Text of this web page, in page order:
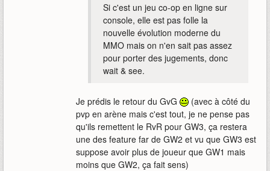
Si c'est un jeu co-op en ligne sur
console, elle est pas folle la
nouvelle évolution moderne du
MMO mais on n'en sait pas assez
pour porter des jugements, donc
wait & see.
Je prédis le retour du GvG
(avec à côté du
pvp en arène mais c'est tout, je ne pense pas
qu'ils remettent le RvR pour GW3, ça restera
une des feature far de GW2 et vu que GW3 est
suppose avoir plus de joueur que GW1 mais
moins que GW2, ça fait sens)